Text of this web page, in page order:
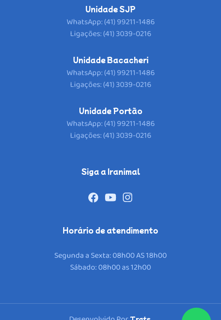
Unidade SJP
WhatsApp: (41) 99211-1486
Ligações: (41) 3039-0216
Unidade Bacacheri
WhatsApp: (41) 99211-1486
Ligações: (41) 3039-0216
Unidade Portão
WhatsApp: (41) 99211-1486
Ligações: (41) 3039-0216
Siga a Iranimal
Horário de atendimento
Segunda a Sexta: 08h00 AS 18h00
Sábado: 08h00 as 12h00